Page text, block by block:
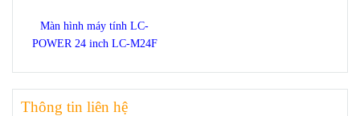
Màn hình máy tính LC-
POWER 24 inch LC-M24F
Thông tin liên hệ